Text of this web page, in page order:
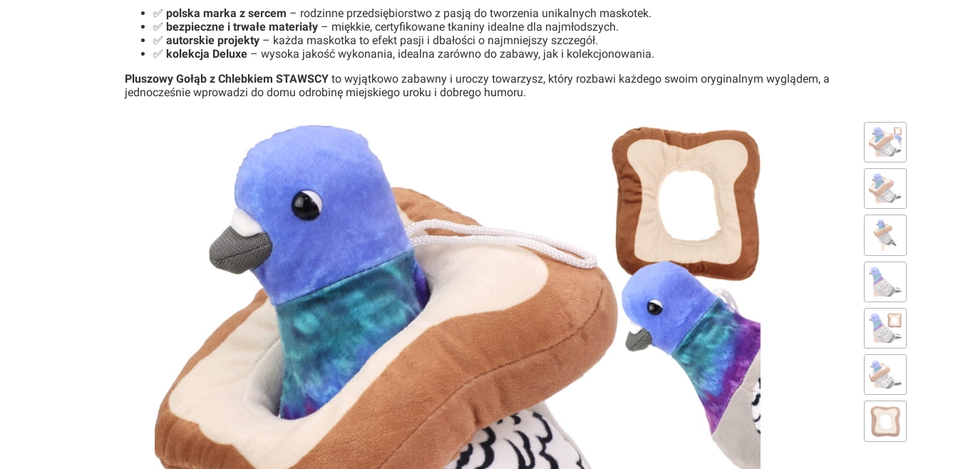
✅ polska marka z sercem – rodzinne przedsiębiorstwo z pasją do tworzenia unikalnych maskotek.
✅ bezpieczne i trwałe materiały– miękkie, certyfikowane tkaniny idealne dla najmłodszych.
✅ autorskie projekty– każda maskotka to efekt pasji i dbałości o najmniejszy szczegół.
✅ kolekcja Deluxe– wysoka jakość wykonania, idealna zarówno do zabawy, jak i kolekcjonowania.
Pluszowy Gołąb z Chlebkiem STAWSCYto wyjątkowo zabawny i uroczy towarzysz, który rozbawi każdego swoim oryginalnym wyglądem, a
jednocześnie wprowadzi do domu odrobinę miejskiego uroku i dobrego humoru.